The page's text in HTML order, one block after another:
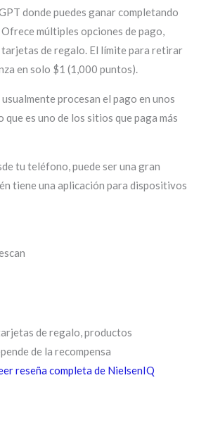
donde puedes ganar completando
múltiples opciones de pago,
de regalo. El límite para retirar
en solo $1 (1,000 puntos).
usualmente procesan el pago en unos
es uno de los sitios que paga más
tu teléfono, puede ser una gran
tiene una aplicación para dispositivos
de regalo, productos
de la recompensa
reseña completa de NielsenIQ